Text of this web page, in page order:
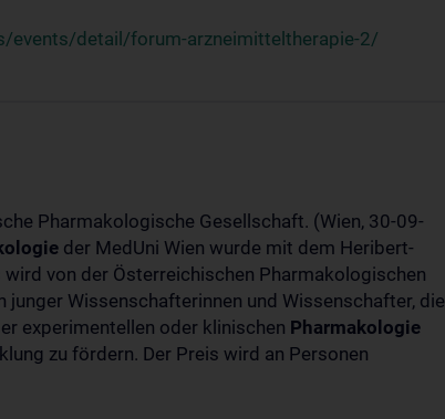
events/detail/forum-arzneimitteltherapie-2/
Pharmakologische Gesellschaft. (Wien, 30-09-
der MedUni Wien wurde mit dem Heribert-
von der Österreichischen Pharmakologischen
Wissenschafterinnen und Wissenschafter, die
experimentellen oder klinischen Pharmakologie
zu fördern. Der Preis wird an Personen